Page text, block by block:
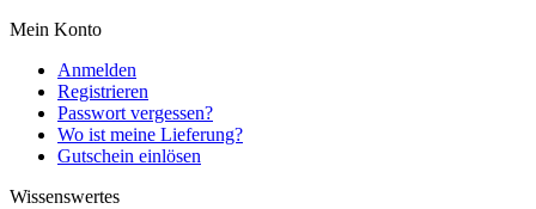
Mein Konto
Anmelden
Registrieren
Passwort vergessen?
Wo ist meine Lieferung?
Gutschein einlösen
Wissenswertes